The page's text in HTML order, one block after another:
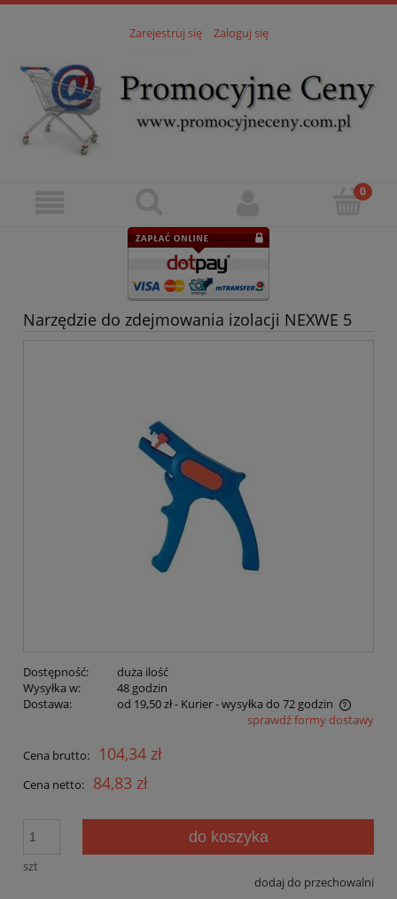
Zarejestruj się Zaloguj się
Narzędzie do zdejmowania izolacji NEXWE 5
Dostępność:
duża ilość
Wysyłka w:
48 godzin
Dostawa:
od 19,50 zł- Kurier - wysyłka do 72 godzin
Cena nie zawiera ewentualnych kosztów płatnościsprawdź formy dostawy
Cena brutto: 104,34 zł
Cena netto: 84,83 zł
szt
do koszyka
dodaj do przechowalni